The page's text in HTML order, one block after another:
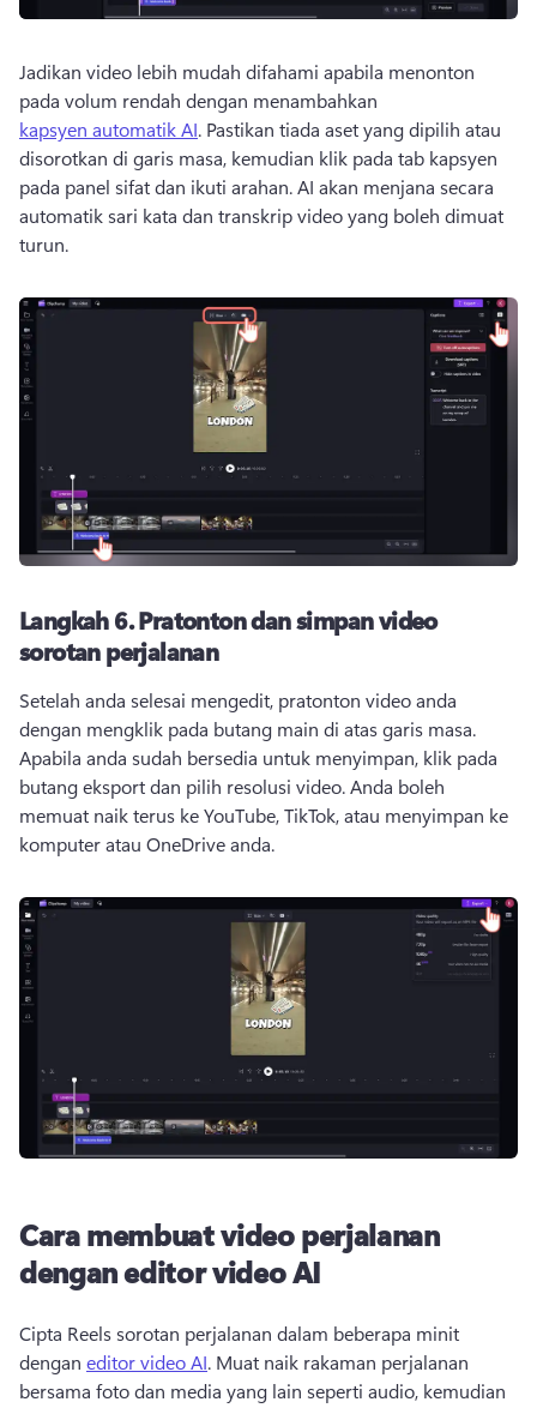
Jadikan video lebih mudah difahami apabila menonton
pada volum rendah dengan menambahkan
kapsyen automatik AI. Pastikan tiada aset yang dipilih atau
disorotkan di garis masa, kemudian klik pada tab kapsyen
pada panel sifat dan ikuti arahan. AI akan menjana secara
automatik sari kata dan transkrip video yang boleh dimuat
turun.
Langkah 6.Pratonton dan simpan video
sorotan perjalanan
Setelah anda selesai mengedit, pratonton video anda
Apabila anda sudah bersedia untuk menyimpan, klik pada
butang eksport dan pilih resolusi video. Anda boleh
memuat naik terus ke YouTube, TikTok, atau menyimpan ke
komputer atau OneDrive anda.
Cara membuat video perjalanan
dengan editor video AI
Cipta Reels sorotan perjalanan dalam beberapa minit
dengan editor video AI. Muat naik rakaman perjalanan
bersama foto dan media yang lain seperti audio, kemudian